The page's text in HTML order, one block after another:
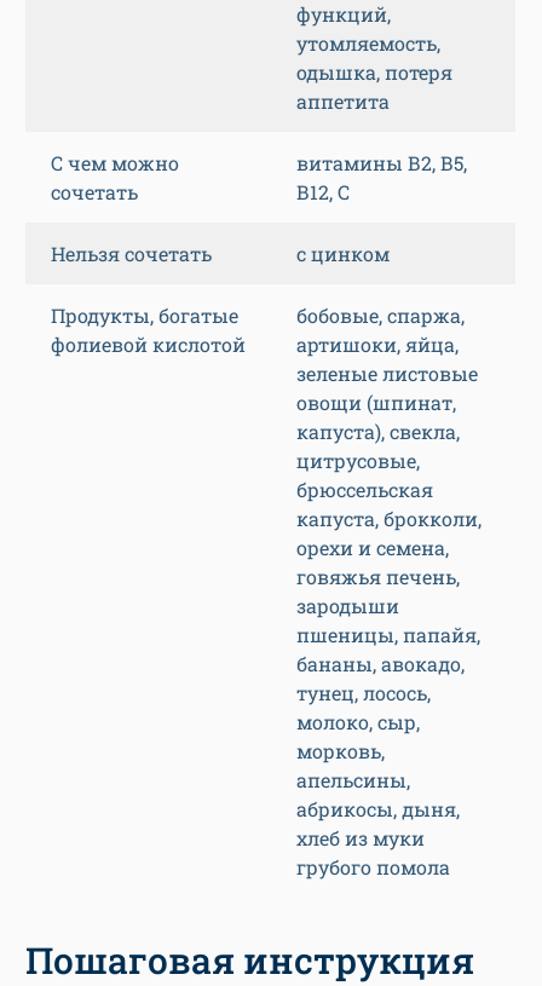
функций,
утомляемость,
одышка, потеря
аппетита
С чем можно
сочетать
витамины В2, В5,
В12, С
Нельзя сочетать с цинком
Продукты, богатые
фолиевой кислотой
бобовые, спаржа,
артишоки, яйца,
зеленые листовые
овощи (шпинат,
капуста), свекла,
цитрусовые,
брюссельская
капуста, брокколи,
орехи и семена,
говяжья печень,
зародыши
пшеницы, папайя,
бананы, авокадо,
тунец, лосось,
молоко, сыр,
морковь,
апельсины,
абрикосы, дыня,
хлеб из муки
грубого помола
Пошаговая инструкция